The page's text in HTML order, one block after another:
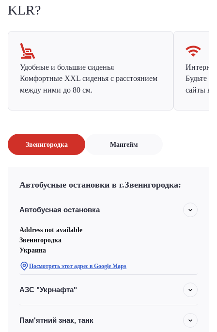
KLR?
Удобные и большие сиденья
Комфортные XXL сиденья с расстоянием
между ними до 80 см.
Будьте
сайты на
Звенигородка Мангейм
Автобусные остановки в г.Звенигородка:
Автобусная остановка
Address not available
Звенигородка
Украина
Посмотреть этот адрес в Google Maps
АЗС "Укрнафта"
Пам'ятний знак, танк